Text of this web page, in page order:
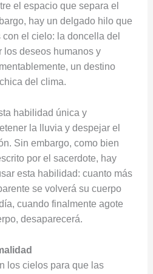
el espacio que separa el
hay un delgado hilo que
el cielo: la doncella del
los deseos humanos y
un destino
del clima.
habilidad única y
la lluvia y despejar el
Sin embargo, como bien
por el sacerdote, hay
esta habilidad: cuanto más
se volverá su cuerpo
cuando finalmente agote
desaparecerá.
los cielos para que las